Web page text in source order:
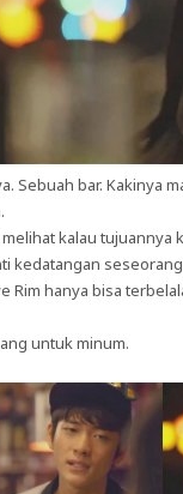
Sebuah bar. Kakinya
kalau
kedatangan
Rim hanya bisa
untuk minum.